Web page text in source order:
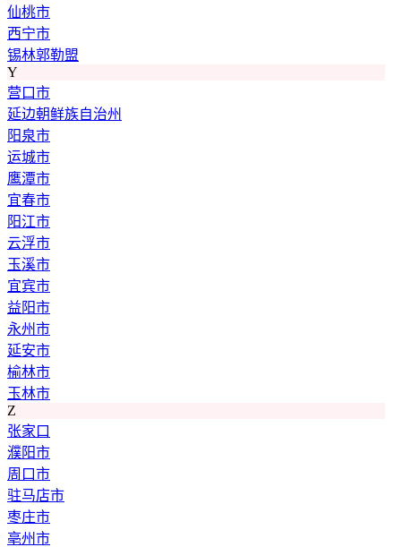
仙桃市
西宁市
锡林郭勒盟
Y
营口市
延边朝鲜族自治州
阳泉市
运城市
鹰潭市
宜春市
阳江市
云浮市
玉溪市
宜宾市
益阳市
永州市
延安市
榆林市
玉林市
Z
张家口
濮阳市
周口市
驻马店市
枣庄市
亳州市